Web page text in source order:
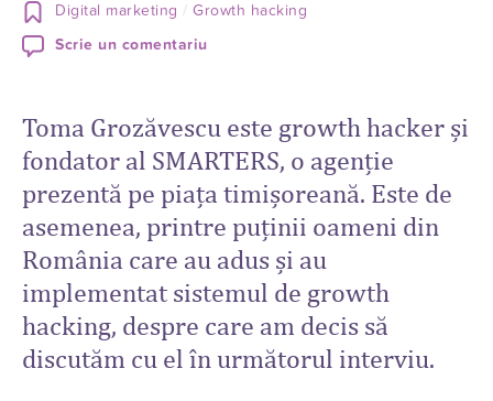
Digital marketing
Growth hacking
Scrie un comentariu
Toma Grozăvescu este growth hacker și
fondator al SMARTERS, o agenție
prezentă pe piața timișoreană. Este de
asemenea, printre puținii oameni din
România care au adus și au
implementat sistemul de growth
hacking, despre care am decis să
discutăm cu el în următorul interviu.